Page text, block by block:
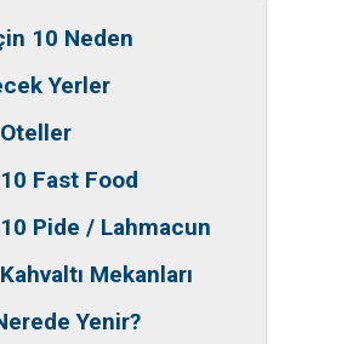
Özalp-Gerçekler
Uluslararası Halk
10 Neden
Yerler
Fast Food
Pide / Lahmacun
Mekanları
Yenir?